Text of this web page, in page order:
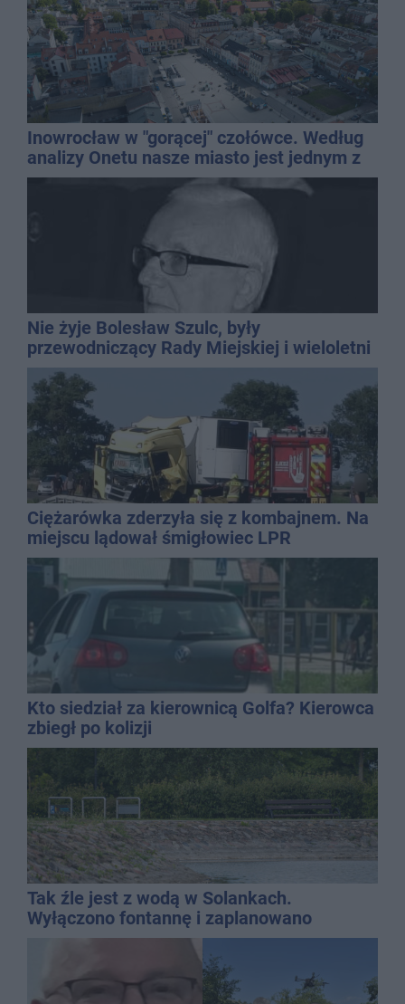
Inowrocław w "gorącej" czołówce. Według
analizy Onetu nasze miasto jest jednym z
najbardziej narażonych na upały
Nie żyje Bolesław Szulc, były
przewodniczący Rady Miejskiej i wieloletni
dyrektor SP 14
Ciężarówka zderzyła się z kombajnem. Na
miejscu lądował śmigłowiec LPR
Kto siedział za kierownicą Golfa? Kierowca
zbiegł po kolizji
Tak źle jest z wodą w Solankach.
Wyłączono fontannę i zaplanowano
dolewkę